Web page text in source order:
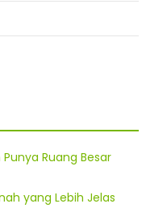
Ruang Besar
yang Lebih Jelas